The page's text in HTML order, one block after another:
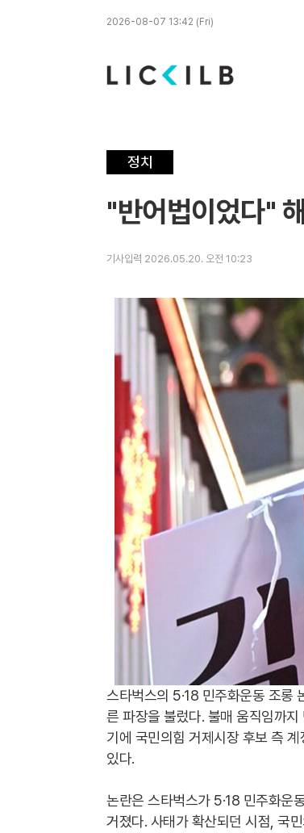
2026-08-07 13:42 (Fri)
정치
"반어법이었다"
기사입력 2026.05.20. 오전 10:23
스타벅스의 5·18 민주화운동 조롱
른 파장을 불렀다. 불매 움직임까
기에 국민의힘 거제시장 후보 측
있다.
논란은 스타벅스가 5·18 민주화운
거졌다. 사태가 확산되던 시점, 국